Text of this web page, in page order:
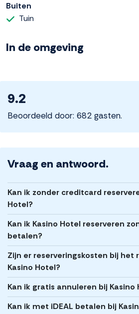
Buiten
Tuin
In de omgeving
9.2
Beoordeeld door: 682 gasten.
Vraag en antwoord.
Kan ik zonder creditcard
Hotel?
Kan ik Kasino Hotel reserveren
betalen?
Zijn er reserveringskosten bij het
Kasino Hotel?
Kan ik gratis annuleren bij Kasino
Kan ik met iDEAL betalen bij